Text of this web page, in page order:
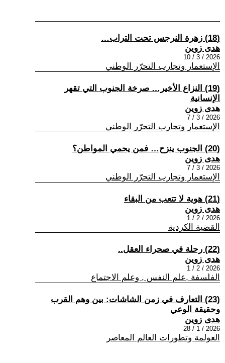
(18) زهرة النرجس تحت التراب…
هدى زوين
2026 / 3 / 10
الإستعمار وتجارب التحرّر الوطني
(19) النزاع الأخير… صرخة الجنوب التي تقهر
الإنسانية
هدى زوين
2026 / 3 / 7
الإستعمار وتجارب التحرّر الوطني
(20) الجنوب ينزح… فمن يحمي المواطن؟
هدى زوين
2026 / 3 / 7
الإستعمار وتجارب التحرّر الوطني
(21) هوية لا تتعب من البقاء
هدى زوين
2026 / 2 / 1
القضية الكردية
(22) رحلة في صحراء العقل..
هدى زوين
2026 / 2 / 1
الفلسفة ,علم النفس , وعلم الاجتماع
(23) التعارف في زمن الشاشات: بين وهم القرب
وحقيقة الوعي
هدى زوين
2026 / 1 / 28
العولمة وتطورات العالم المعاصر